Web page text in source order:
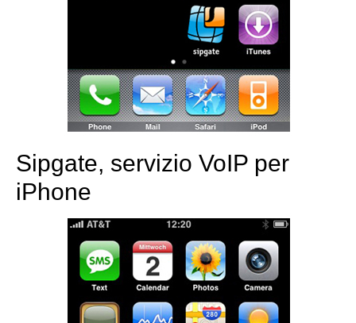
Sipgate, servizio VoIP per
iPhone